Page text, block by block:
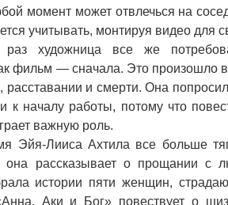
момент может отвлечься на
учитывать, монтируя видео для
художница все же
фильм — сначала. Это произошло
и смерти. Она
к началу работы, потому что
важную роль.
Эйя-Лииса Ахтила все больше
она рассказывает о прощании
истории пяти женщин,
Аки и Бог» повествует о